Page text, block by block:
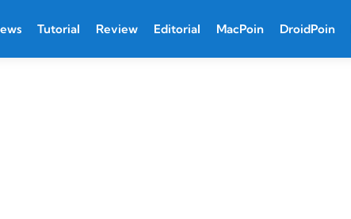
Tutorial Review Editorial MacPoin DroidPoin